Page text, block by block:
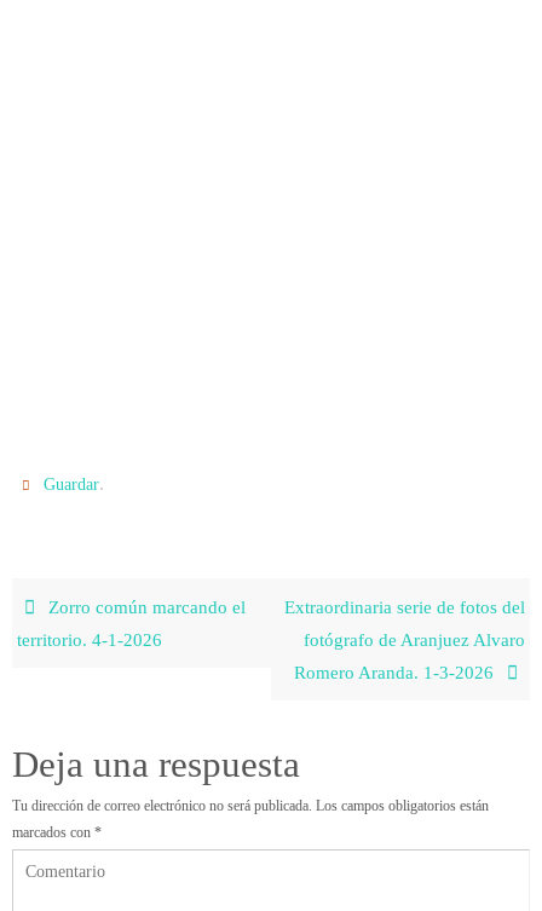
Guardar.
Zorro común marcando el
territorio. 4-1-2026
Extraordinaria serie de fotos del
fotógrafo de Aranjuez Alvaro
Romero Aranda. 1-3-2026
Deja una respuesta
Tu dirección de correo electrónico no será publicada. Los campos obligatorios están
marcados con *